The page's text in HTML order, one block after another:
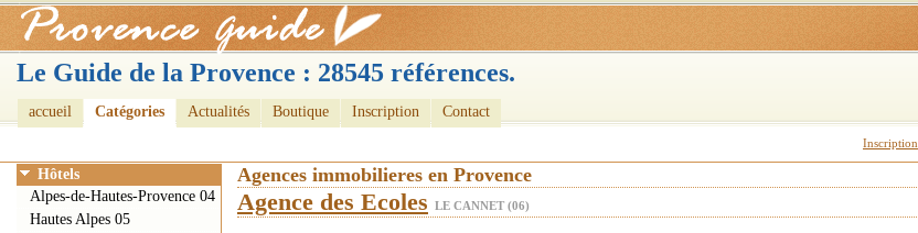
Le Guide de la Provence : 28545 références.
accueil Catégories Actualités Boutique Inscription Contact
Inscription
Agences immobilieres en Provence
Agence des Ecoles LE CANNET (06)
Hôtels
Alpes-de-Hautes-Provence 04
Hautes Alpes 05